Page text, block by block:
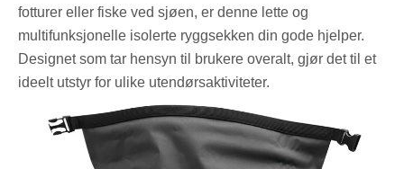
fotturer eller fiske ved sjøen, er denne lette og
multifunksjonelle isolerte ryggsekken din gode hjelper.
Designet som tar hensyn til brukere overalt, gjør det til et
ideelt utstyr for ulike utendørsaktiviteter.